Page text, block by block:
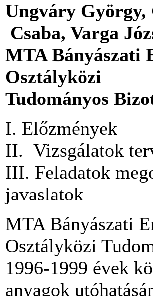
Ungváry György,
Csaba, Varga
MTA Bányászati
Osztályközi
Tudományos
I. Előzmények
II. Vizsgálatok
III. Feladatok
javaslatok
MTA Bányászati
Osztályközi
1996-1999 évek
anyagok